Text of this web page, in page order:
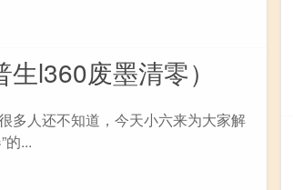
l360废墨清零）
多人还不知道，今天小六来为大家解
的...